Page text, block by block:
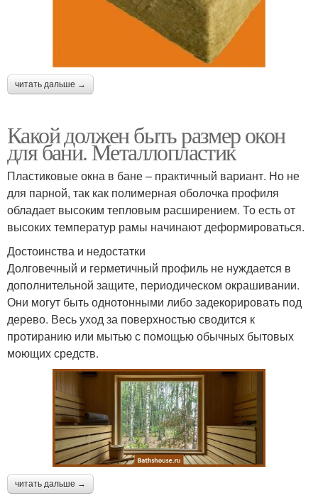
читать дальше →
Какой должен быть размер окон
для бани. Металлопластик
Пластиковые окна в бане – практичный вариант. Но не
для парной, так как полимерная оболочка профиля
обладает высоким тепловым расширением. То есть от
высоких температур рамы начинают деформироваться.
Достоинства и недостатки
Долговечный и герметичный профиль не нуждается в
дополнительной защите, периодическом окрашивании.
Они могут быть однотонными либо задекорировать под
дерево. Весь уход за поверхностью сводится к
протиранию или мытью с помощью обычных бытовых
моющих средств.
читать дальше →